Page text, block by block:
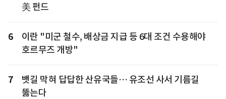
美 펀드
6
이란 "미군 철수, 배상금 지급 등 6대 조건 수용해야
호르무즈 개방"
7
뱃길 막혀 답답한 산유국들… 유조선 사서 기름길
뚫는다